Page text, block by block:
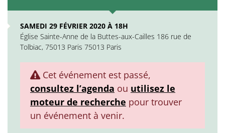
SAMEDI 29 FÉVRIER 2020 À 18H
Église Sainte-Anne de la Buttes-aux-Cailles 186 rue de
Tolbiac, 75013 Paris 75013 Paris
Cet événement est passé,
consultez l’agenda ou utilisez le
moteur de recherche pour trouver
un événement à venir.